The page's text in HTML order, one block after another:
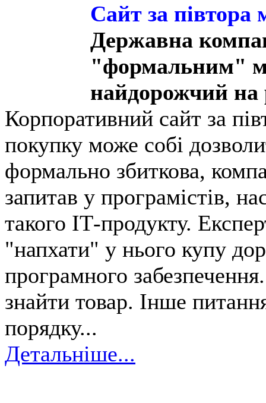
Сайт за півтора
Державна
"формальним"
найдорожчий на
Корпоративний сайт за
покупку може собі
формально збиткова,
запитав у програмістів,
такого ІТ-продукту.
"напхати" у нього купу
програмного
знайти товар. Інше
порядку...
Детальніше...